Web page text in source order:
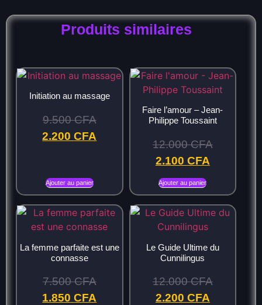
Produits similaires
Initiation au massage
9.500CFA
2.200CFA
Ajouter au panier
Faire l’amour – Jean-
Philippe Toussaint
12.000CFA
2.100 CFA
Ajouter au panier
La femme parfaite est une
connasse
7.500CFA
1.850CFA
Le Guide Ultime du
Cunnilingus
12.000CFA
2.200 CFA